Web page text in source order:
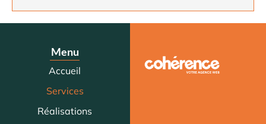
Menu
Accueil
Services
Réalisations